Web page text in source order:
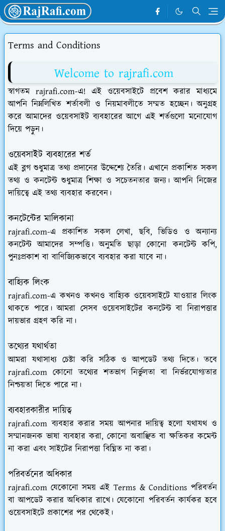
Terms and Conditions
Welcome to rajrafi.com
স্বাগতম rajrafi.com-এ! এই ওয়েবসাইটে প্রবেশ করার মাধ্যমে
আপনি নিম্নলিখিত শর্তাবলী ও নিয়মাবলীতে সম্মত হচ্ছেন। অনুগ্রহ
করে আমাদের ওয়েবসাইট ব্যবহারের আগে এই শর্তগুলো মনোযোগ
দিয়ে পড়ুন।
ওয়েবসাইট ব্যবহারের শর্ত
এই ব্লগ শুধুমাত্র তথ্য প্রদানের উদ্দেশ্যে তৈরি। এখানে প্রকাশিত সকল
তথ্য ও কনটেন্ট শুধুমাত্র শিক্ষা ও সচেতনতার জন্য। আপনি নিজের
দায়িত্বে এই তথ্য ব্যবহার করবেন।
কনটেন্টের মালিকানা
rajrafi.com-এ প্রকাশিত সকল লেখা, ছবি, ভিডিও ও অন্যান্য
কনটেন্ট আমাদের সম্পত্তি। অনুমতি ছাড়া কোনো কনটেন্ট কপি,
পুনঃপ্রকাশ বা বাণিজ্যিকভাবে ব্যবহার করা যাবে না।
বাহ্যিক লিংক
rajrafi.com-এ কখনও কখনও বাহ্যিক ওয়েবসাইটে যাওয়ার লিংক
থাকতে পারে। আমরা সেসব ওয়েবসাইটের কনটেন্ট বা নিরাপত্তার
দায়ভার গ্রহণ করি না।
তথ্যের যথার্থতা
আমরা যথাসাধ্য চেষ্টা করি সঠিক ও আপডেট তথ্য দিতে। তবে
rajrafi.com কোনো তথ্যের শতভাগ নির্ভুলতা বা নির্ভরযোগ্যতার
নিশ্চয়তা দিতে পারে না।
ব্যবহারকারীর দায়িত্ব
rajrafi.com ব্যবহার করার সময় আপনার দায়িত্ব হলো যথাযথ ও
সম্মানজনক ভাষা ব্যবহার করা, কোনো অবাঞ্ছিত বা ক্ষতিকর কমেন্ট
না করা এবং সাইটের নিরাপত্তা বিঘ্নিত না করা।
পরিবর্তনের অধিকার
rajrafi.com যেকোনো সময় এই Terms & Conditions পরিবর্তন
বা আপডেট করার অধিকার রাখে। যেকোনো পরিবর্তন কার্যকর হবে
ওয়েবসাইটে প্রকাশের পর থেকেই।